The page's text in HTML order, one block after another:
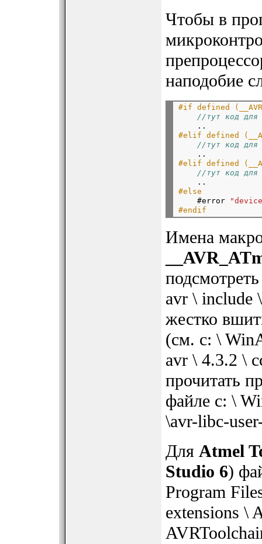
Чтобы в
наподобие
#if defined
//тут код для
    ..
#elif defined
//тут код для
    ..
#elif defined
//тут код для
    ..
#else
#error
#endif
Имена
avr \ include
жестко
(см. c: \
avr \ 4.3.2 \
прочитать
файле c: \
\avr-libc-
Для Atmel
Studio 6)
Program
extensions \